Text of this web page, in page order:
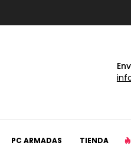
PC ARMADAS TIENDA